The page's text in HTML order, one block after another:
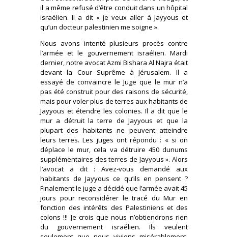
il a même refusé d’être conduit dans un hôpital
israélien. Il a dit « je veux aller à Jayyous et
qu’un docteur palestinien me soigne ».
Nous avons intenté plusieurs procès contre
l’armée et le gouvernement israélien. Mardi
dernier, notre avocat Azmi Bishara Al Najra était
devant la Cour Suprême à Jérusalem. Il a
essayé de convaincre le Juge que le mur n’a
pas été construit pour des raisons de sécurité,
mais pour voler plus de terres aux habitants de
Jayyous et étendre les colonies. Il a dit que le
mur a détruit la terre de Jayyous et que la
plupart des habitants ne peuvent atteindre
leurs terres. Les juges ont répondu : « si on
déplace le mur, cela va détruire 450 dunums
supplémentaires des terres de Jayyous ». Alors
l’avocat a dit : Avez-vous demandé aux
habitants de Jayyous ce qu’ils en pensent ?
Finalement le juge a décidé que l’armée avait 45
jours pour reconsidérer le tracé du Mur en
fonction des intérêts des Palestiniens et des
colons !!! Je crois que nous n’obtiendrons rien
du gouvernement israélien. Ils veulent